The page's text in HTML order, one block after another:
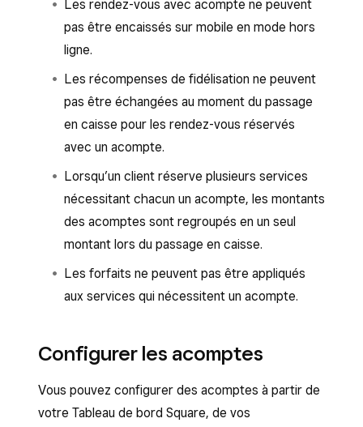
Les rendez-vous avec acompte ne peuvent
pas être encaissés sur mobile en mode hors
ligne.
Les récompenses de fidélisation ne peuvent
pas être échangées au moment du passage
en caisse pour les rendez-vous réservés
avec un acompte.
Lorsqu’un client réserve plusieurs services
nécessitant chacun un acompte, les montants
des acomptes sont regroupés en un seul
montant lors du passage en caisse.
Les forfaits ne peuvent pas être appliqués
aux services qui nécessitent un acompte.
Configurer les acomptes
Vous pouvez configurer des acomptes à partir de
votre Tableau de bord Square, de vos